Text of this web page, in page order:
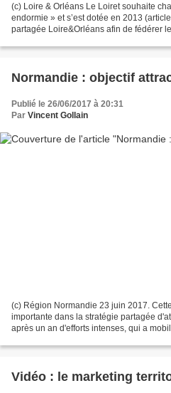
(c) Loire & Orléans Le Loiret souhaite
endormie » et s’est dotée en 2013
partagée Loire&Orléans afin de fédérer
Normandie : objectif
Publié le 26/06/2017 à 20:31
Par Vincent Gollain
(c) Région Normandie 23 juin 2017.
importante dans la stratégie partagée
après un an d'efforts intenses, qui a
Vidéo : le marketing